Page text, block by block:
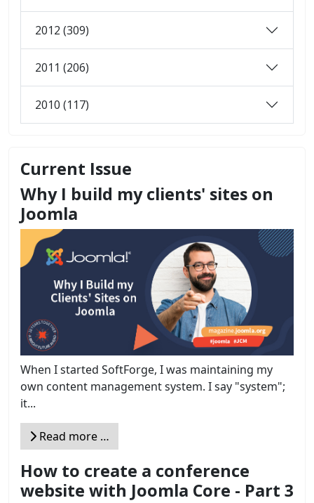
2012 (309)
2011 (206)
2010 (117)
Current Issue
Why I build my clients' sites on
Joomla
When I started SoftForge, I was maintaining my
own content management system. I say "system";
it...
Read more …
How to create a conference
website with Joomla Core - Part 3